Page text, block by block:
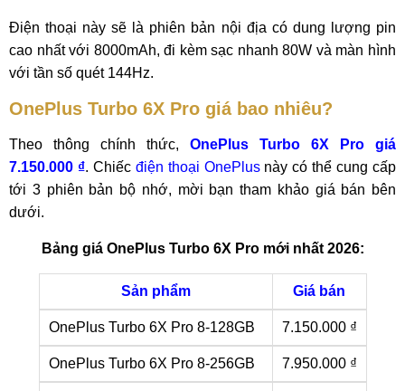
Điện thoại này sẽ là phiên bản nội địa có dung lượng pin
cao nhất với 8000mAh, đi kèm sạc nhanh 80W và màn hình
với tần số quét 144Hz.
OnePlus Turbo 6X Pro giá bao nhiêu?
Theo thông chính thức, OnePlus Turbo 6X Pro giá
7.150.000 ₫. Chiếc điện thoại OnePlusnày có thể cung cấp
tới 3 phiên bản bộ nhớ, mời bạn tham khảo giá bán bên
dưới.
Bảng giá OnePlus Turbo 6X Pro mới nhất 2026:
Sản phẩm Giá bán
OnePlus Turbo 6X Pro 8-128GB 7.150.000 ₫
OnePlus Turbo 6X Pro 8-256GB 7.950.000 ₫